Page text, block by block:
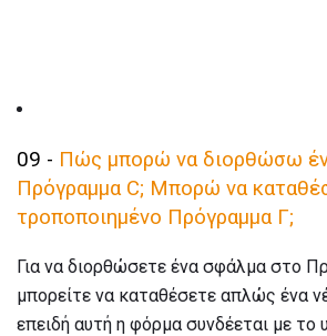
09 - Πώς μπορώ να διορθώσω
Πρόγραμμα C; Μπορώ να
τροποποιημένο Πρόγραμμα Γ;
Για να διορθώσετε ένα σφάλμα στο
μπορείτε να καταθέσετε απλώς ένα
επειδή αυτή η φόρμα συνδέεται με το